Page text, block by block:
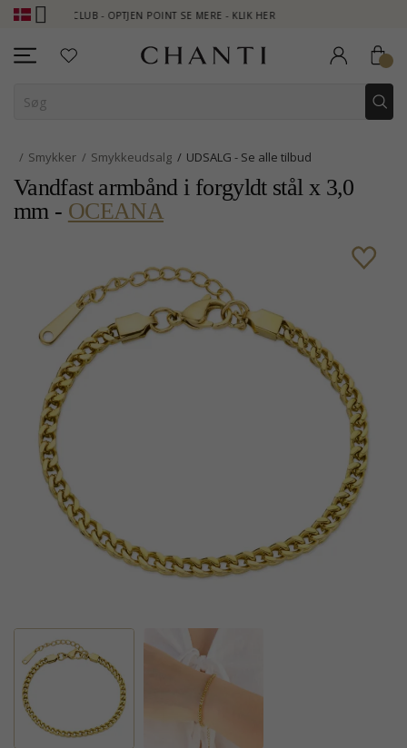
CLUB - OPTJEN POINT SE MERE - KLIK HER
Smykker Smykkeudsalg UDSALG - Se alle tilbud
Vandfast armbånd i forgyldt stål x 3,0
mm - OCEANA